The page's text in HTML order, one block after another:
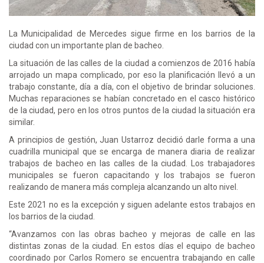
La Municipalidad de Mercedes sigue firme en los barrios de la
ciudad con un importante plan de bacheo.
La situación de las calles de la ciudad a comienzos de 2016 había
arrojado un mapa complicado, por eso la planificación llevó a un
trabajo constante, día a día, con el objetivo de brindar soluciones.
Muchas reparaciones se habían concretado en el casco histórico
de la ciudad, pero en los otros puntos de la ciudad la situación era
similar.
A principios de gestión, Juan Ustarroz decidió darle forma a una
cuadrilla municipal que se encarga de manera diaria de realizar
trabajos de bacheo en las calles de la ciudad. Los trabajadores
municipales se fueron capacitando y los trabajos se fueron
realizando de manera más compleja alcanzando un alto nivel.
Este 2021 no es la excepción y siguen adelante estos trabajos en
los barrios de la ciudad.
“Avanzamos con las obras bacheo y mejoras de calle en las
distintas zonas de la ciudad. En estos días el equipo de bacheo
coordinado por Carlos Romero se encuentra trabajando en calle